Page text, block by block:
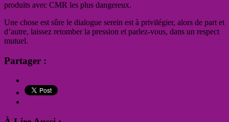
produits avec CMR les plus dangereux.
Une chose est sûre le dialogue serein est à privilégier, alors de part et
d’autre, laissez retomber la pression et parlez-vous, dans un respect
mutuel.
Partager :